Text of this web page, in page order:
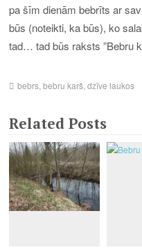
pa šīm dienām bebrīts ar
būs (noteikti, ka būs), ko
tad… tad būs raksts ”Bebru
bebrs ,bebru karš ,dzīve laukos
Related Posts